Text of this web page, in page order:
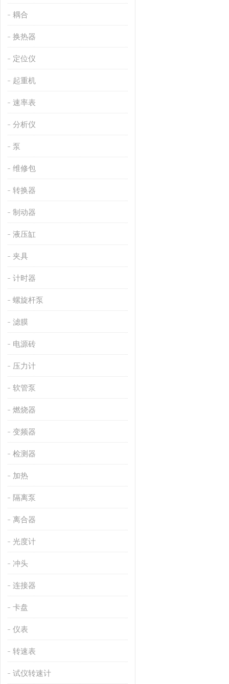
耦合
换热器
定位仪
起重机
速率表
分析仪
泵
维修包
转换器
制动器
液压缸
夹具
计时器
螺旋杆泵
滤膜
电源砖
压力计
软管泵
燃烧器
变频器
检测器
加热
隔离泵
离合器
光度计
冲头
连接器
卡盘
仪表
转速表
试仪转速计